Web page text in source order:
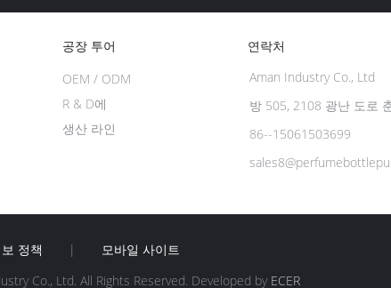
공장 투어
생산 라인
OEM / ODM
R & D에
연락처
Aman Industry Co., Ltd
방 505, 2108 광난 도로
86--15061503699
정책 |
모바일 사이트
Co., Ltd. All Rights Reserved. Developed by ECER